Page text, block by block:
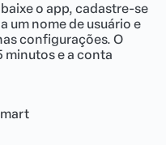
o app, cadastre-se
um nome de usuário e
configurações. O
minutos e a conta